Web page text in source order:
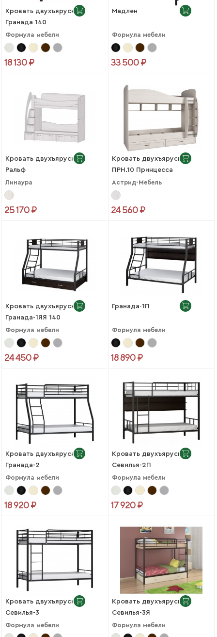
Кровать двухъярусная
Гранада 140
Формула мебели
18 130 ₽
Мадлен
Формула мебели
33 500 ₽
Кровать двухъярусная
Ральф
Линаура
25 170 ₽
Кровать двухъярусная
ПРН.10 Принцесса
Астрид-Мебель
24 560 ₽
Кровать двухъярусная
Гранада-1ЯЯ 140
Формула мебели
24 450 ₽
Гранада-1П
Формула мебели
18 890 ₽
Кровать двухъярусная
Гранада-2
Формула мебели
18 920 ₽
Кровать двухъярусная
Севилья-2П
Формула мебели
17 920 ₽
Кровать двухъярусная
Севилья-3
Формула мебели
Кровать двухъярусная
Севилья-3Я
Формула мебели